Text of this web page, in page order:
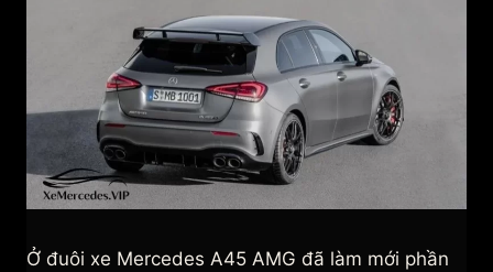
Ở đuôi xe Mercedes A45 AMG đã làm mới phần